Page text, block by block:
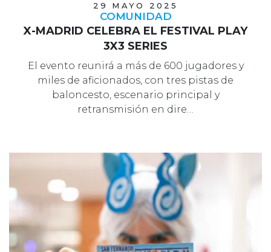
29 MAYO 2025
COMUNIDAD
X-MADRID CELEBRA EL FESTIVAL PLAY
3X3 SERIES
El evento reunirá a más de 600 jugadores y
miles de aficionados, con tres pistas de
baloncesto, escenario principal y
retransmisión en dire…